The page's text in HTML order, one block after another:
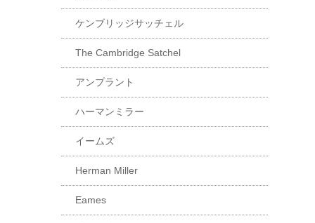
ケンブリッジサッチェル
The Cambridge Satchel
アンプラント
ハーマンミラー
イームズ
Herman Miller
Eames